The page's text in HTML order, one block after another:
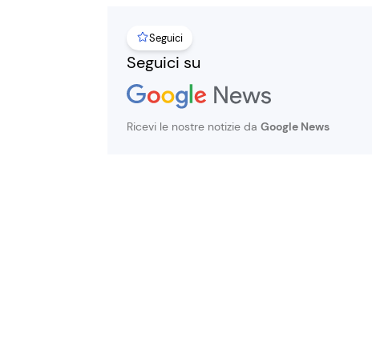
Seguici
Seguici su
Ricevi le nostre notizie da Google News